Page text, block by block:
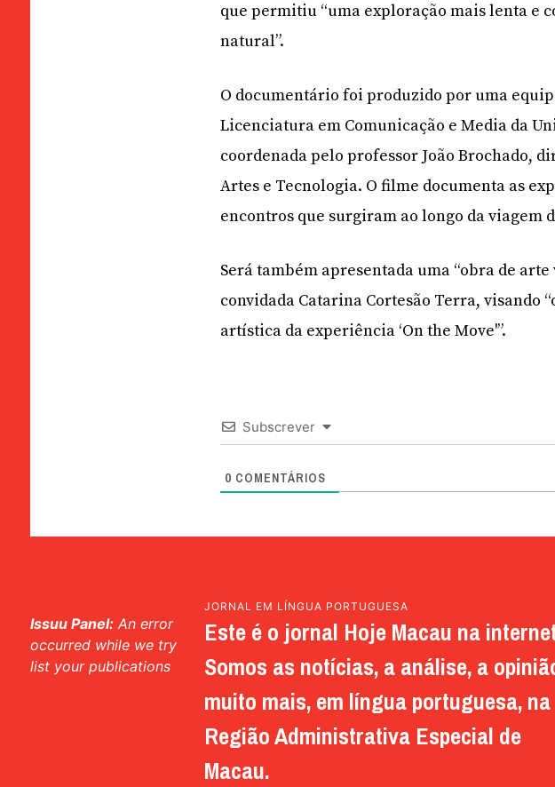
que permitiu “uma exploração mais lenta e
natural”.
O documentário foi produzido por uma
Licenciatura em Comunicação e Media da
coordenada pelo professor João Brochado,
Artes e Tecnologia. O filme documenta as
encontros que surgiram ao longo da viagem
Será também apresentada uma “obra de
convidada Catarina Cortesão Terra, visando
artística da experiência ‘On the Move'”.
Subscrever
0 COMENTÁRIOS
Issuu Panel: An error
occurred while we try
list your publications
JORNAL EM LÍNGUA PORTUGUESA
Este é o jornal Hoje Macau na
Somos as notícias, a análise, a
muito mais, em língua portuguesa, na
Região Administrativa Especial de
Macau.